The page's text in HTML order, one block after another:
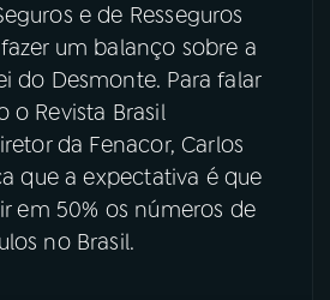
e de Resseguros
um balanço sobre a
do Desmonte. Para falar
o Revista Brasil
da Fenacor, Carlos
que a expectativa é que
em 50% os números de
no Brasil.